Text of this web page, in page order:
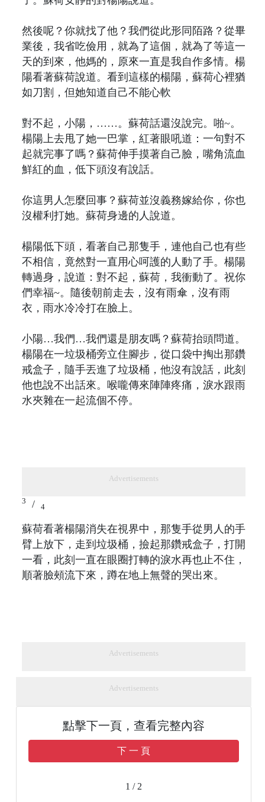
然後呢？你就找了他？我們從此形同陌路？從畢
業後，我省吃儉用，就為了這個，就為了等這一
天的到來，他媽的，原來一直是我自作多情。楊
陽看著蘇荷說道。看到這樣的楊陽，蘇荷心裡猶
如刀割，但她知道自己不能心軟
對不起，小陽，……。蘇荷話還沒說完。啪~。
楊陽上去甩了她一巴掌，紅著眼吼道：一句對不
起就完事了嗎？蘇荷伸手摸著自己臉，嘴角流血
鮮紅的血，低下頭沒有說話。
你這男人怎麼回事？蘇荷並沒義務嫁給你，你也
沒權利打她。蘇荷身邊的人說道。
楊陽低下頭，看著自己那隻手，連他自己也有些
不相信，竟然對一直用心呵護的人動了手。楊陽
轉過身，說道：對不起，蘇荷，我衝動了。祝你
們幸福~。隨後朝前走去，沒有雨傘，沒有雨
衣，雨水冷冷打在臉上。
小陽…我們…我們還是朋友嗎？蘇荷抬頭問道。
楊陽在一垃圾桶旁立住腳步，從口袋中掏出那鑽
戒盒子，隨手丟進了垃圾桶，他沒有說話，此刻
他也說不出話來。喉嚨傳來陣陣疼痛，淚水跟雨
水夾雜在一起流個不停。
Advertisements
3 / 4
蘇荷看著楊陽消失在視界中，那隻手從男人的手
臂上放下，走到垃圾桶，撿起那鑽戒盒子，打開
一看，此刻一直在眼圈打轉的淚水再也止不住，
順著臉頰流下來，蹲在地上無聲的哭出來。
Advertisements
Advertisements
點擊下一頁，查看完整內容
下 一 頁
1 / 2